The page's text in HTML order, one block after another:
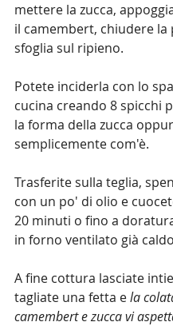
mettere la zucca,
il camembert, chiudere la
sfoglia sul ripieno.
Potete inciderla con lo
cucina creando 8 spicchi
la forma della zucca
semplicemente com'è.
Trasferite sulla teglia,
con un po' di olio e
20 minuti o fino a
in forno ventilato già
A fine cottura lasciate
tagliate una fetta e la
camembert e zucca vi